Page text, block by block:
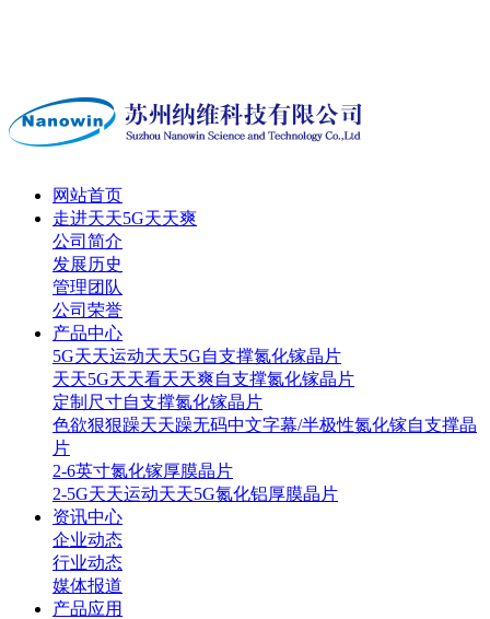
网站首页
走进天天5G天天爽
公司简介
发展历史
管理团队
公司荣誉
产品中心
5G天天运动天天5G自支撑氮化镓晶片
天天5G天天看天天爽自支撑氮化镓晶片
定制尺寸自支撑氮化镓晶片
色欲狠狠躁天天躁无码中文字幕/半极性氮化镓自支撑晶
片
2-6英寸氮化镓厚膜晶片
2-5G天天运动天天5G氮化铝厚膜晶片
资讯中心
企业动态
行业动态
媒体报道
产品应用